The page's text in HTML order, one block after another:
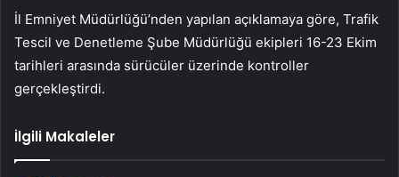
İl Emniyet Müdürlüğü’nden yapılan açıklamaya göre, Trafik
Tescil ve Denetleme Şube Müdürlüğü ekipleri 16-23 Ekim
tarihleri ​​arasında sürücüler üzerinde kontroller
gerçekleştirdi.
İlgili Makaleler